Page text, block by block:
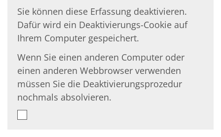
Sie können diese Erfassung deaktivieren.
Dafür wird ein Deaktivierungs-Cookie auf
Ihrem Computer gespeichert.
Wenn Sie einen anderen Computer oder
einen anderen Webbrowser verwenden
müssen Sie die Deaktivierungsprozedur
nochmals absolvieren.